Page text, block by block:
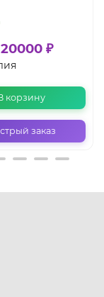
20000 ₽
корзину
заказ